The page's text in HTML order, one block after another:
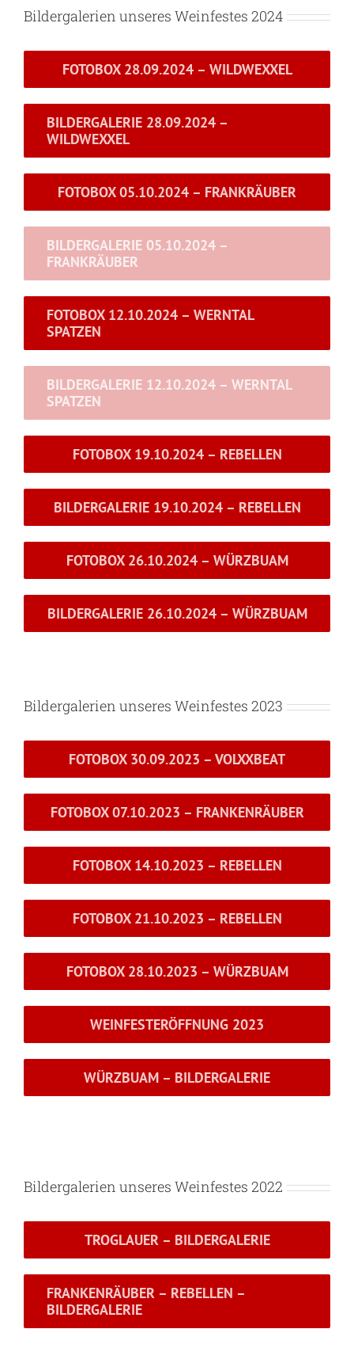
Bildergalerien unseres Weinfestes 2024
FOTOBOX 28.09.2024 – WILDWEXXEL
BILDERGALERIE 28.09.2024 –
WILDWEXXEL
FOTOBOX 05.10.2024 – FRANKRÄUBER
BILDERGALERIE 05.10.2024 –
FRANKRÄUBER
FOTOBOX 12.10.2024 – WERNTAL
SPATZEN
BILDERGALERIE 12.10.2024 – WERNTAL
SPATZEN
FOTOBOX 19.10.2024 – REBELLEN
BILDERGALERIE 19.10.2024 – REBELLEN
FOTOBOX 26.10.2024 – WÜRZBUAM
BILDERGALERIE 26.10.2024 – WÜRZBUAM
Bildergalerien unseres Weinfestes 2023
FOTOBOX 30.09.2023 – VOLXXBEAT
FOTOBOX 07.10.2023 – FRANKENRÄUBER
FOTOBOX 14.10.2023 – REBELLEN
FOTOBOX 21.10.2023 – REBELLEN
FOTOBOX 28.10.2023 – WÜRZBUAM
WEINFESTERÖFFNUNG 2023
WÜRZBUAM – BILDERGALERIE
Bildergalerien unseres Weinfestes 2022
TROGLAUER – BILDERGALERIE
FRANKENRÄUBER – REBELLEN –
BILDERGALERIE